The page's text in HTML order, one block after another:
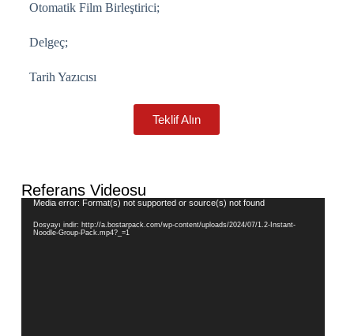
Otomatik Film Birleştirici;
Delgeç;
Tarih Yazıcısı
Teklif Alın
Referans Videosu
Video
Media error: Format(s) not supported or source(s) not found
Dosyayı indir: http://a.bostarpack.com/wp-content/uploads/2024/07/1.2-Instant-
Noodle-Group-Pack.mp4?_=1